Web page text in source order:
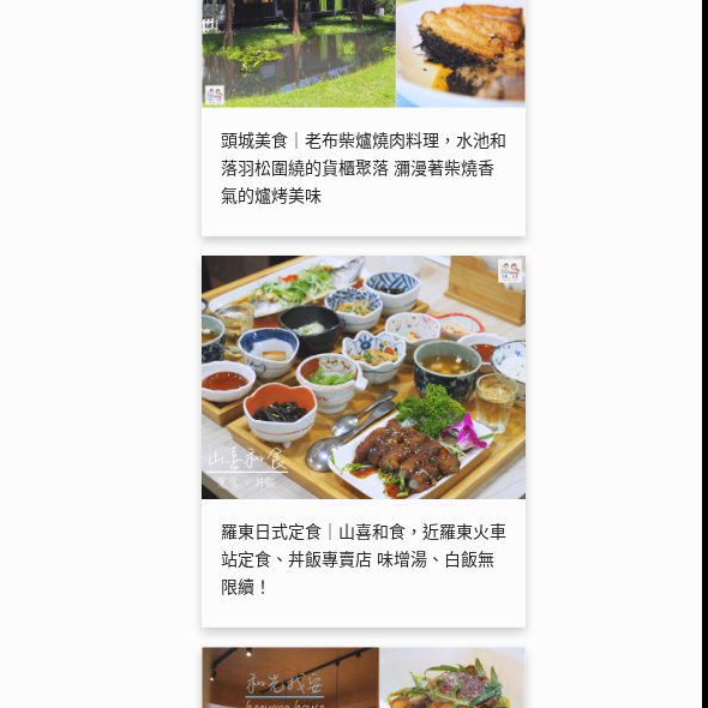
頭城美食｜老布柴爐燒肉料理，水池和
落羽松圍繞的貨櫃聚落 瀰漫著柴燒香
氣的爐烤美味
羅東日式定食｜山喜和食，近羅東火車
站定食、丼飯專賣店 味增湯、白飯無
限續！